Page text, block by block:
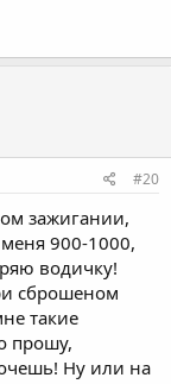
#20
зажигании,
900-1000,
водичку!
сброшеном
такие
прошу,
Ну или на